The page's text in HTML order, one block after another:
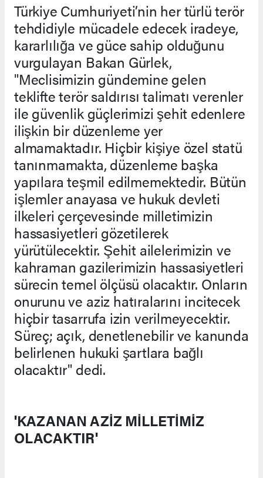
Türkiye Cumhuriyeti’nin her türlü terör
tehdidiyle mücadele edecek iradeye,
kararlılığa ve güce sahip olduğunu
vurgulayan Bakan Gürlek,
"Meclisimizin gündemine gelen
teklifte terör saldırısı talimatı verenler
ile güvenlik güçlerimizi şehit edenlere
ilişkin bir düzenleme yer
almamaktadır. Hiçbir kişiye özel statü
tanınmamakta, düzenleme başka
yapılara teşmil edilmemektedir. Bütün
işlemler anayasa ve hukuk devleti
ilkeleri çerçevesinde milletimizin
hassasiyetleri gözetilerek
yürütülecektir. Şehit ailelerimizin ve
kahraman gazilerimizin hassasiyetleri
sürecin temel ölçüsü olacaktır. Onların
onurunu ve aziz hatıralarını incitecek
hiçbir tasarrufa izin verilmeyecektir.
Süreç; açık, denetlenebilir ve kanunda
belirlenen hukuki şartlara bağlı
olacaktır" dedi.
'KAZANAN AZİZ MİLLETİMİZ
OLACAKTIR'